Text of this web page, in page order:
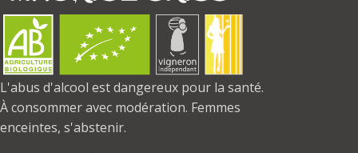
L'abus d'alcool est dangereux pour la santé.
À consommer avec modération. Femmes
enceintes, s'abstenir.